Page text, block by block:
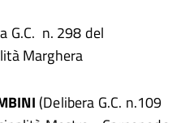
G.C. n. 298 del
Marghera
(Delibera G.C. n.109